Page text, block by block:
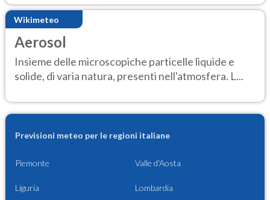
Wikimeteo
Aerosol
Insieme delle microscopiche particelle liquide e
solide, di varia natura, presenti nell'atmosfera. L...
Previsioni meteo per le regioni italiane
Piemonte Valle d'Aosta
Liguria Lombardia